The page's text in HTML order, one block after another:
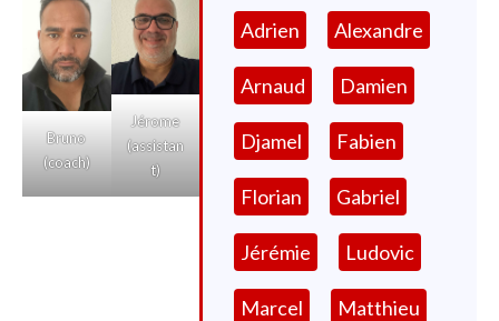
Bruno
(coach)
Jérome
(assistan
t)
Adrien Alexandre
Arnaud Damien
Djamel Fabien
Florian Gabriel
Jérémie Ludovic
Marcel Matthieu